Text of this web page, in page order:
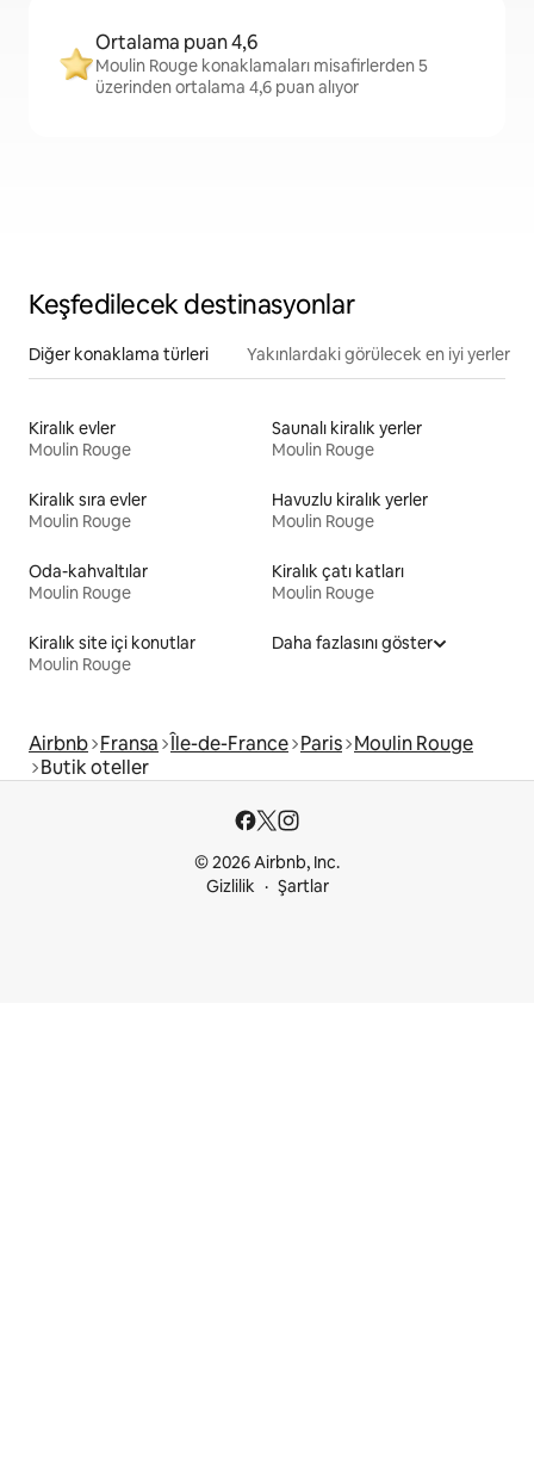
Ortalama puan 4,6
Moulin Rouge konaklamaları misafirlerden 5
üzerinden ortalama 4,6 puan alıyor
Keşfedilecek destinasyonlar
Diğer konaklama türleri Yakınlardaki görülecek en iyi yerler
Kiralık evler
Moulin Rouge
Saunalı kiralık yerler
Moulin Rouge
Kiralık sıra evler
Moulin Rouge
Havuzlu kiralık yerler
Moulin Rouge
Oda-kahvaltılar
Moulin Rouge
Kiralık çatı katları
Moulin Rouge
Kiralık site içi konutlar
Moulin Rouge
Daha fazlasını göster
Airbnb Fransa Île-de-France Paris Moulin Rouge
Butik oteller
© 2026 Airbnb, Inc.
Gizlilik
Şartlar